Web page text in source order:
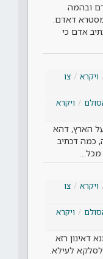
ובהמה
דאדם.
אדם כי
ויקרא
צו
ויקרא
על הארץ, דהא
כמה דכתיב
ויקרא
צו
ויקרא
דאינון רזא
לעילא.